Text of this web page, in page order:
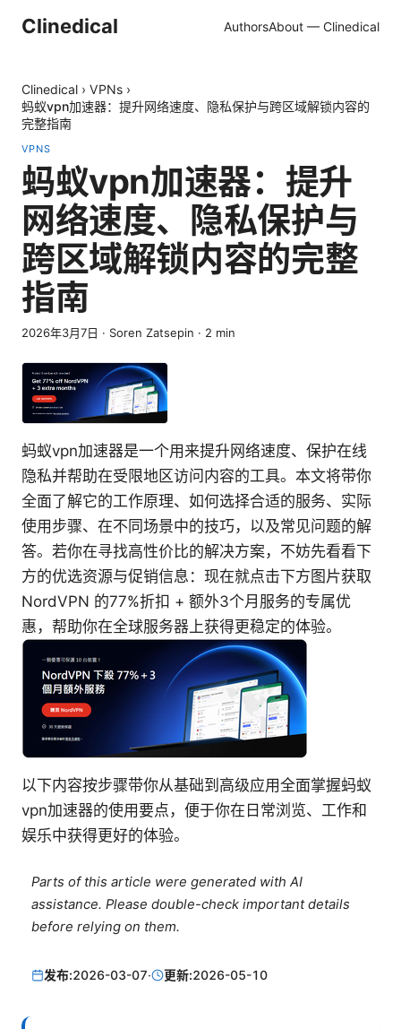
Clinedical AuthorsAbout — Clinedical
Clinedical › VPNs ›
蚂蚁vpn加速器：提升网络速度、隐私保护与跨区域解锁内容的
完整指南
VPNS
蚂蚁vpn加速器：提升
网络速度、隐私保护与
跨区域解锁内容的完整
指南
2026年3月7日 · Soren Zatsepin · 2 min
蚂蚁vpn加速器是一个用来提升网络速度、保护在线
隐私并帮助在受限地区访问内容的工具。本文将带你
全面了解它的工作原理、如何选择合适的服务、实际
使用步骤、在不同场景中的技巧，以及常见问题的解
答。若你在寻找高性价比的解决方案，不妨先看看下
方的优选资源与促销信息：现在就点击下方图片获取
NordVPN 的77%折扣 + 额外3个月服务的专属优
惠，帮助你在全球服务器上获得更稳定的体验。
以下内容按步骤带你从基础到高级应用全面掌握蚂蚁
vpn加速器的使用要点，便于你在日常浏览、工作和
娱乐中获得更好的体验。
Parts of this article were generated with AI
assistance. Please double-check important details
before relying on them.
发布:2026-03-07· 更新:2026-05-10